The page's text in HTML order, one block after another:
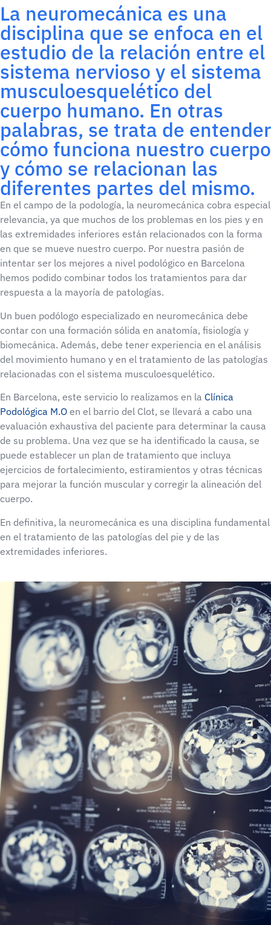
La neuromecánica es una
disciplina que se enfoca en el
estudio de la relación entre el
sistema nervioso y el sistema
musculoesquelético del
cuerpo humano. En otras
palabras, se trata de entender
cómo funciona nuestro cuerpo
y cómo se relacionan las
diferentes partes del mismo.
En el campo de la podología, la neuromecánica cobra especial
relevancia, ya que muchos de los problemas en los pies y en
las extremidades inferiores están relacionados con la forma
en que se mueve nuestro cuerpo. Por nuestra pasión de
intentar ser los mejores a nivel podológico en Barcelona
hemos podido combinar todos los tratamientos para dar
respuesta a la mayoría de patologías.
Un buen podólogo especializado en neuromecánica debe
contar con una formación sólida en anatomía, fisiología y
biomecánica. Además, debe tener experiencia en el análisis
del movimiento humano y en el tratamiento de las patologías
relacionadas con el sistema musculoesquelético.
En Barcelona, este servicio lo realizamos en la Clínica
Podológica M.O en el barrio del Clot, se llevará a cabo una
evaluación exhaustiva del paciente para determinar la causa
de su problema. Una vez que se ha identificado la causa, se
puede establecer un plan de tratamiento que incluya
ejercicios de fortalecimiento, estiramientos y otras técnicas
para mejorar la función muscular y corregir la alineación del
cuerpo.
En definitiva, la neuromecánica es una disciplina fundamental
en el tratamiento de las patologías del pie y de las
extremidades inferiores.